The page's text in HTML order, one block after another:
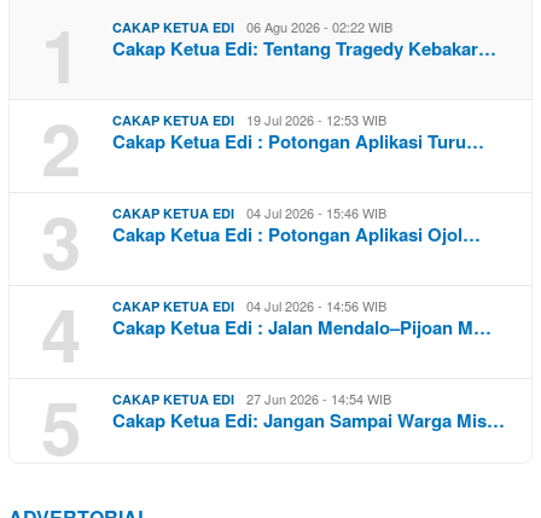
1 CAKAP KETUA EDI 06 Agu 2026 - 02:22 WIB
Cakap Ketua Edi: Tentang Tragedy Kebakar…
2 CAKAP KETUA EDI 19 Jul 2026 - 12:53 WIB
Cakap Ketua Edi : Potongan Aplikasi Turu…
3 CAKAP KETUA EDI 04 Jul 2026 - 15:46 WIB
Cakap Ketua Edi : Potongan Aplikasi Ojol…
4 CAKAP KETUA EDI 04 Jul 2026 - 14:56 WIB
Cakap Ketua Edi : Jalan Mendalo–Pijoan M…
5 CAKAP KETUA EDI 27 Jun 2026 - 14:54 WIB
Cakap Ketua Edi: Jangan Sampai Warga Mis…